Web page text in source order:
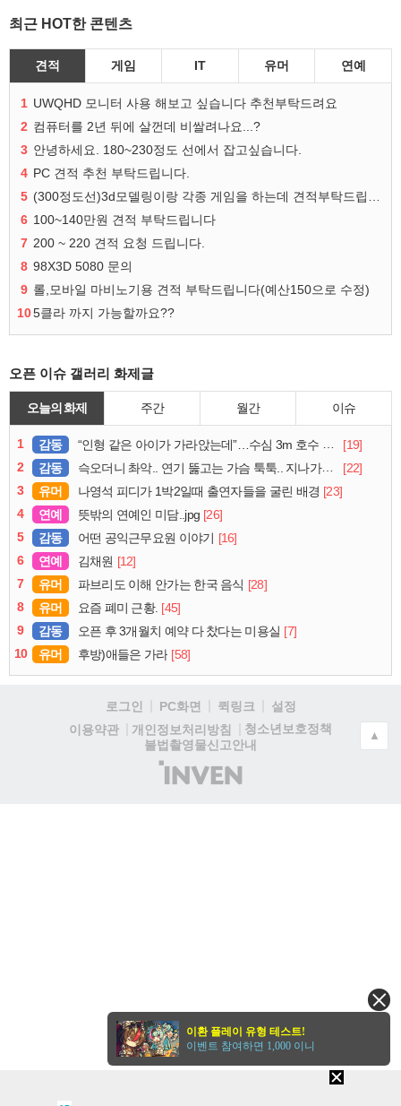
최근 HOT한 콘텐츠
견적 게임 IT 유머 연예
1 UWQHD 모니터 사용 해보고 싶습니다 추천부탁드려요
2 컴퓨터를 2년 뒤에 살껀데 비쌀려나요...?
3 안녕하세요. 180~230정도 선에서 잡고싶습니다.
4 PC 견적 추천 부탁드립니다.
5
6 100~140만원 견적 부탁드립니다
7 200 ~ 220 견적 요청 드립니다.
8 98X3D 5080 문의
9 롤,모바일 마비노기용 견적 부탁드립니다(예산150으로 수정)
105클라 까지 가능할까요??
오픈 이슈 갤러리 화제글
오늘의 화제 주간 월간 이슈
1 감동 “인형 같은 아이가 가라앉는데”…수심 3m 호수 뛰어든 60대 의인
[19]
2
감동 슥오더니 촤악.. 연기 뚫고는 가슴 툭툭.. 지나가던 아재의 정체
[22]
3
유머 나영석 피디가 1박2일때 출연자들을 굴린 배경 [23]
4
연예 뜻밖의 연예인 미담..jpg [26]
5
감동 어떤 공익근무요원 이야기 [16]
6
연예 김채원 [12]
7
유머 파브리도 이해 안가는 한국 음식 [28]
8
유머 요즘 폐미 근황. [45]
9
감동 오픈 후 3개월치 예약 다 찼다는 미용실 [7]
10
유머 후방)애들은 가라 [58]
로그인 PC화면 퀵링크
설정
이용약관
개인정보처리방침
청소년보호정책
불법촬영물신고안내
(주)
인
▲
이환 플레이 유형 테스트!
이벤트 참여하면 1,000 이니